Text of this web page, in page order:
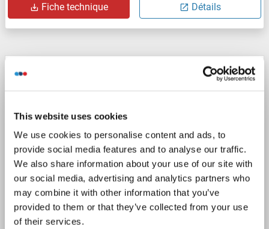
This website uses cookies
We use cookies to personalise content and ads, to
provide social media features and to analyse our traffic.
We also share information about your use of our site with
our social media, advertising and analytics partners who
may combine it with other information that you’ve
provided to them or that they’ve collected from your use
of their services.
Fiche technique Détails
KLF5 anticorps (AA 216-457)
KLF5 Reactivité: Humain WB, IHC, IP, ICC
Hôte: Lapin
1 image